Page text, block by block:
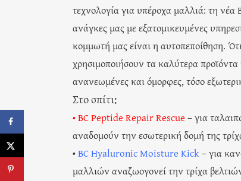
τεχνολογία για υπέροχα μαλλιά: τη νέα
ανάγκες μας με εξατομικευμένες
κομμωτή μας είναι η αυτοπεποίθηση.
χρησιμοποιήσουν τα καλύτερα
ανανεωμένες και όμορφες, τόσο
Στο σπίτι:
• BC Peptide Repair Rescue – για
αναδομούν την εσωτερική δομή της
• BC Hyaluronic Moisture Kick– για
μαλλιών αναζωογονεί την τρίχα